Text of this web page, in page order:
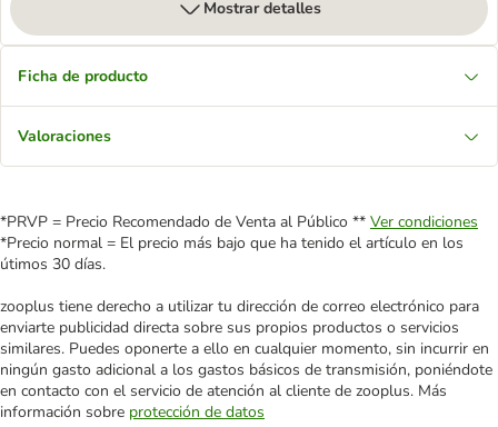
Mostrar detalles
Ficha de producto
Valoraciones
*PRVP = Precio Recomendado de Venta al Público ** Ver condiciones
*Precio normal = El precio más bajo que ha tenido el artículo en los
útimos 30 días.
zooplus tiene derecho a utilizar tu dirección de correo electrónico para
enviarte publicidad directa sobre sus propios productos o servicios
similares. Puedes oponerte a ello en cualquier momento, sin incurrir en
ningún gasto adicional a los gastos básicos de transmisión, poniéndote
en contacto con el servicio de atención al cliente de zooplus. Más
información sobre protección de datos